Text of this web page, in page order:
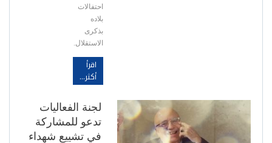
احتفالات
بلاده
بذكرى
الاستقلال.
اقرأ
أكثر...
لجنة الفعاليات
تدعو للمشاركة
في تشييع شهداء